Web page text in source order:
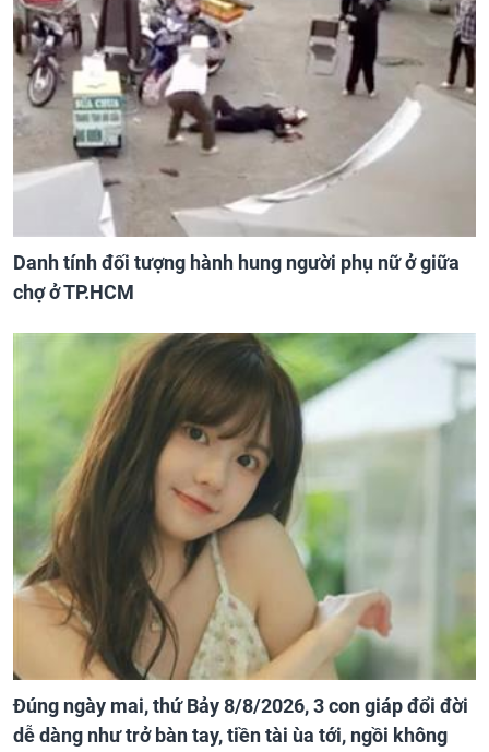
Danh tính đối tượng hành hung người phụ nữ ở giữa
chợ ở TP.HCM
Đúng ngày mai, thứ Bảy 8/8/2026, 3 con giáp đổi đời
dễ dàng như trở bàn tay, tiền tài ùa tới, ngồi không